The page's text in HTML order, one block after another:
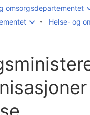
omsorgsdepartementet
Helse- og